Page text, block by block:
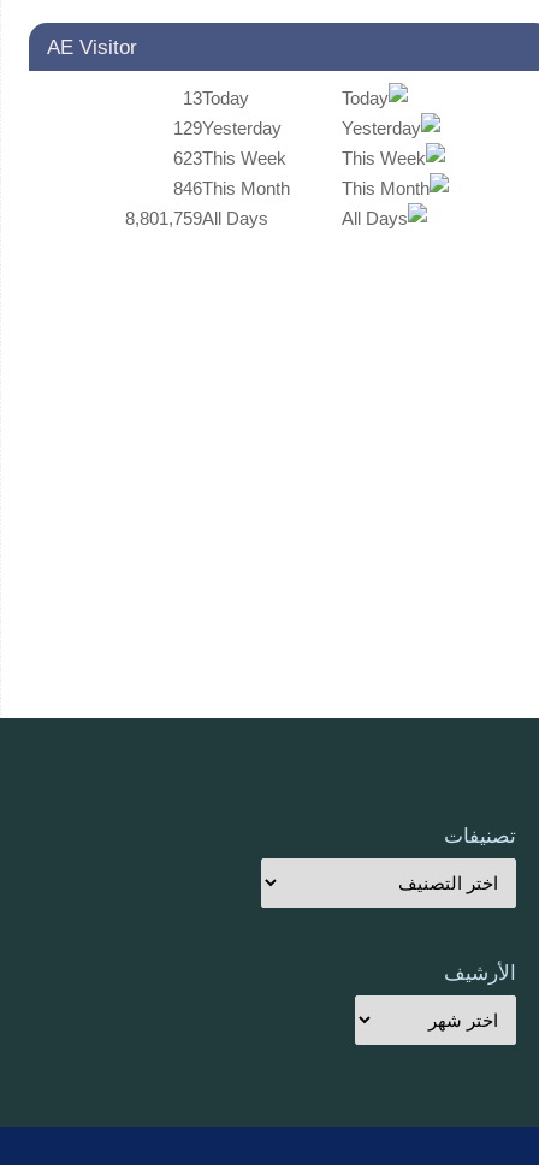
AE Visitor
Today
13
Yesterday
129
This Week
623
This Month
846
All Days
8,801,759
تصنيفات
الأرشيف